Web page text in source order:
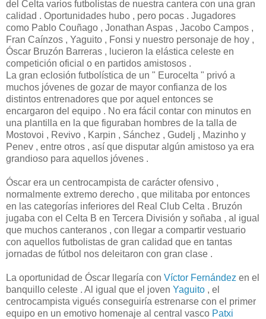
del Celta varios futbolistas de nuestra cantera con una gran
calidad . Oportunidades hubo , pero pocas . Jugadores
como Pablo Couñago , Jonathan Aspas , Jacobo Campos ,
Fran Caínzos , Yaguito , Fonsi y nuestro personaje de hoy ,
Óscar Bruzón Barreras , lucieron la elástica celeste en
competición oficial o en partidos amistosos .
La gran eclosión futbolística de un " Eurocelta " privó a
muchos jóvenes de gozar de mayor confianza de los
distintos entrenadores que por aquel entonces se
encargaron del equipo . No era fácil contar con minutos en
una plantilla en la que figuraban hombres de la talla de
Mostovoi , Revivo , Karpin , Sánchez , Gudelj , Mazinho y
Penev , entre otros , así que disputar algún amistoso ya era
grandioso para aquellos jóvenes .
Óscar era un centrocampista de carácter ofensivo ,
normalmente extremo derecho , que militaba por entonces
en las categorías inferiores del Real Club Celta . Bruzón
jugaba con el Celta B en Tercera División y soñaba , al igual
que muchos canteranos , con llegar a compartir vestuario
con aquellos futbolistas de gran calidad que en tantas
jornadas de fútbol nos deleitaron con gran clase .
La oportunidad de Óscar llegaría con Víctor Fernández en el
banquillo celeste . Al igual que el joven Yaguito , el
centrocampista vigués conseguiría estrenarse con el primer
equipo en un emotivo homenaje al central vasco Patxi